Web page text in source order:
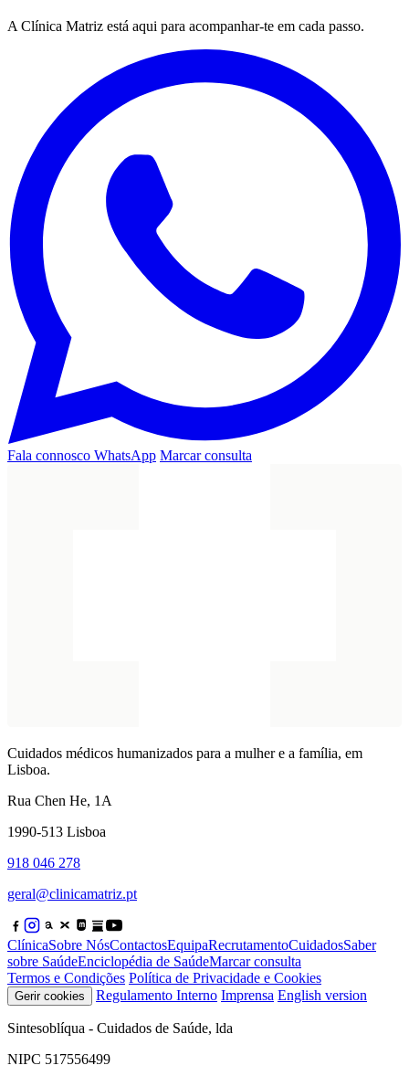
A Clínica Matriz está aqui para acompanhar-te em cada passo.
Fala connosco WhatsApp Marcar consulta
Cuidados médicos humanizados para a mulher e a família, em
Lisboa.
Rua Chen He, 1A
1990-513 Lisboa
918 046 278
geral@clinicamatriz.pt
ClínicaSobre NósContactosEquipaRecrutamentoCuidadosSaber
sobre SaúdeEnciclopédia de SaúdeMarcar consulta
Termos e Condições Política de Privacidade e Cookies
Gerir cookies Regulamento Interno Imprensa English version
Sintesoblíqua - Cuidados de Saúde, lda
NIPC 517556499